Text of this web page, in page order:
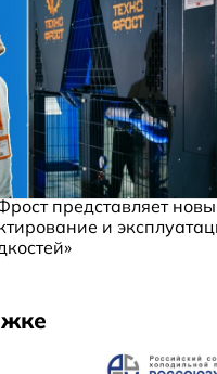
представляет
и